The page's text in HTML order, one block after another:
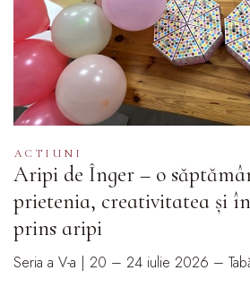
ACTIUNI
Aripi de Înger – o
prietenia, creativitatea și
prins aripi
Seria a V-a | 20 – 24 iulie 2026 –